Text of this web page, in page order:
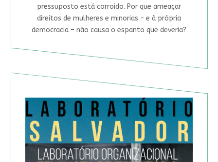
pressuposto está corroído. Por que ameaçar
direitos de mulheres e minorias – e à própria
democracia – não causa o espanto que deveria?